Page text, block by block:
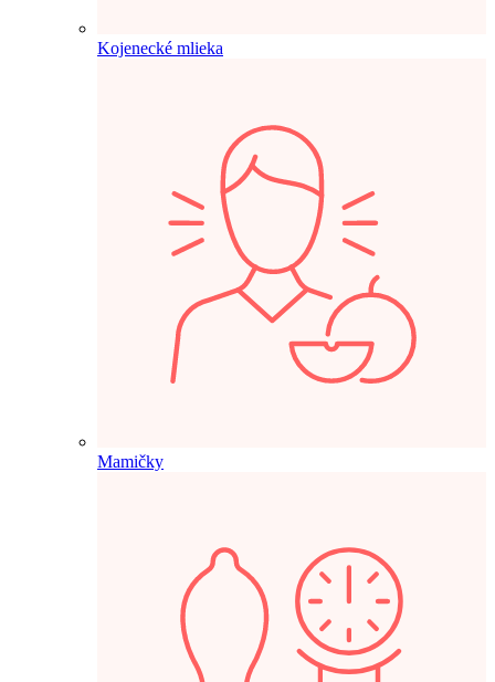
Kojenecké mlieka
Mamičky